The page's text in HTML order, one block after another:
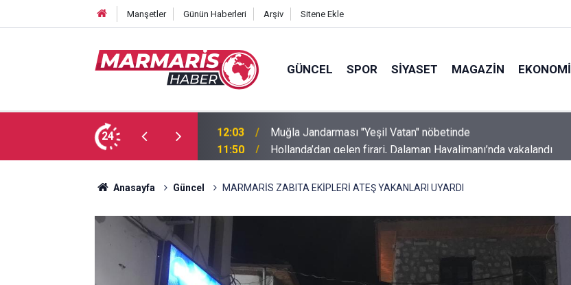
Manşetler Günün Haberleri Arşiv Sitene Ekle
GÜNCEL SPOR SIYASET MAGAZIN EKONOMI
24 11:50 Hollanda’dan gelen firari, Dalaman Havalimanı’nda yakalandı
Anasayfa Güncel MARMARİS ZABITA EKİPLERİ ATEŞ YAKANLARI UYARDI